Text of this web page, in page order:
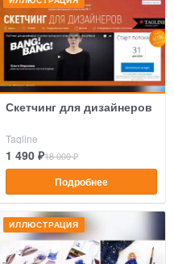
Скетчинг для дизайнеров
Tagline
1 490 ₽18 000 ₽
Подробнее
ИЛЛЮСТРАЦИЯ